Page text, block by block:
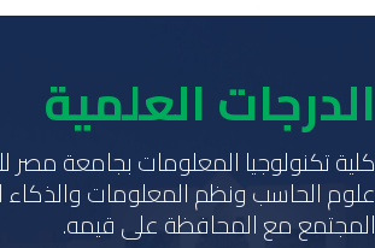
الدرجات العلمية
كلية تكنولوجيا المعلومات بجامعة مصر
علوم الحاسب ونظم المعلومات
المجتمع مع المحافظة على قيمه.